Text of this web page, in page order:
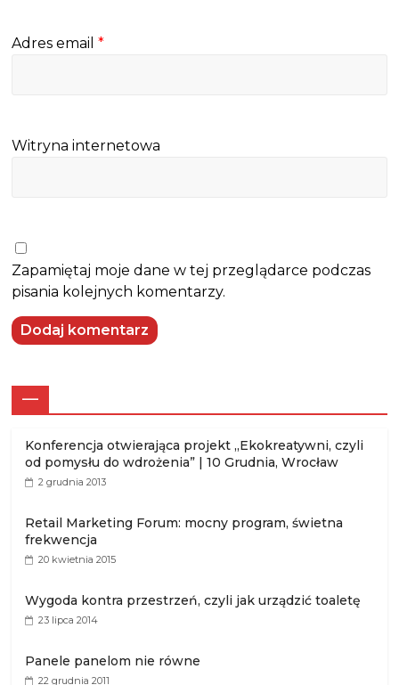
Adres email*
Witryna internetowa
Zapamiętaj moje dane w tej przeglądarce podczas
pisania kolejnych komentarzy.
—
Konferencja otwierająca projekt „Ekokreatywni, czyli
od pomysłu do wdrożenia” | 10 Grudnia, Wrocław
2 grudnia 2013
Retail Marketing Forum: mocny program, świetna
frekwencja
20 kwietnia 2015
Wygoda kontra przestrzeń, czyli jak urządzić toaletę
23 lipca 2014
Panele panelom nie równe
22 grudnia 2011